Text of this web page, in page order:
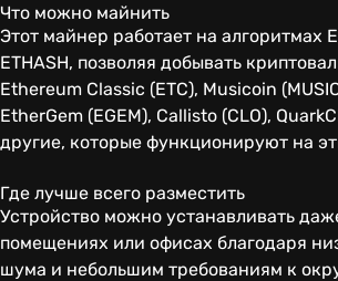
Что можно майнить
Этот майнер работает на алгоритмах
ETHASH, позволяя добывать
Ethereum Classic (ETC), Musicoin
EtherGem (EGEM), Callisto (CLO),
другие, которые функционируют на
Где лучше всего разместить
Устройство можно устанавливать
помещениях или офисах благодаря
шума и небольшим требованиям к